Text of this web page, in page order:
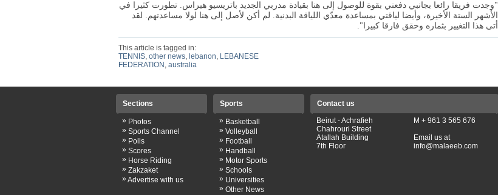
"وجدت فريقا رائعا بجانبي دفعني بقوة للوصول إلى هنا بقيادة مدربي الجديد باتريسيو هيراس. تطورت كثيرا في
الأشهر الستة الأخيرة، وأيضا لياقتي بمساعدة معدّي اللياقة البدنية. لم أكن لأصل إلى هنا لولا مساعدتهم. لقد
أتى هذا التغيير بثماره وحقق فارقا كبيرا".
This article is tagged in:
TENNIS, other news, lebanon, LEBANESE
FEDERATION , australia
Sections
» Photos
» Sports Channel
» Polls
» Scores
» Horse Riding
» Zakzaket
» Advertise with us
Sports
» Basketball
» Volleyball
» Football
» Handball
» Motor Sports
» Schools
» Universities
» Other News
Contact us
Beirut - Achrafieh
Chahrouri Street
Atallah Building
7th Floor
M + 961 3 565 676
Email us at
info@malaeeb.com